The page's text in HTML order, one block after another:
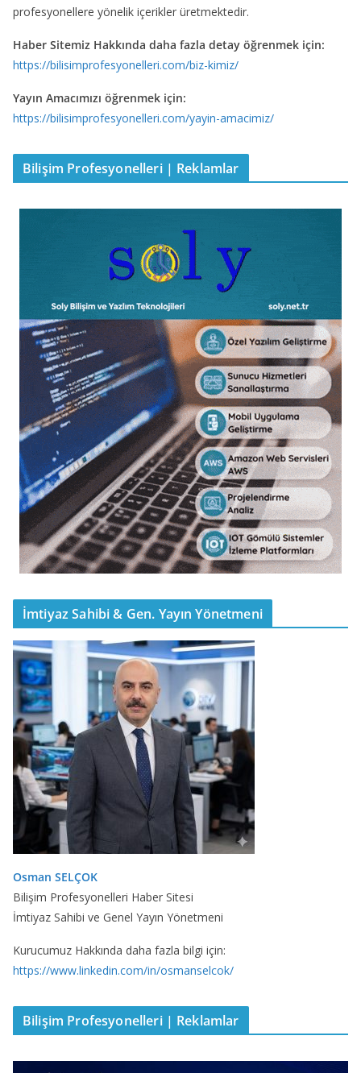
profesyonellere yönelik içerikler üretmektedir.
Haber Sitemiz Hakkında daha fazla detay öğrenmek için:
https://bilisimprofesyonelleri.com/biz-kimiz/
Yayın Amacımızı öğrenmek için:
https://bilisimprofesyonelleri.com/yayin-amacimiz/
Bilişim Profesyonelleri | Reklamlar
İmtiyaz Sahibi & Gen. Yayın Yönetmeni
Osman SELÇOK
Bilişim Profesyonelleri Haber Sitesi
İmtiyaz Sahibi ve Genel Yayın Yönetmeni
Kurucumuz Hakkında daha fazla bilgi için:
https://www.linkedin.com/in/osmanselcok/
Bilişim Profesyonelleri | Reklamlar